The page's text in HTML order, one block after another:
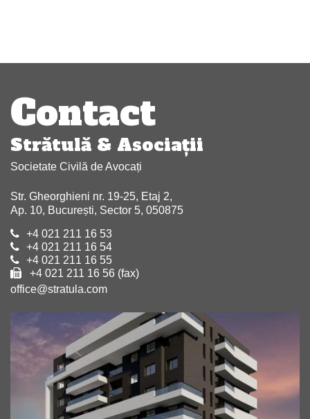
Contact
Strătulă & Asociaţii
Societate Civilă de Avocați
Str. Gheorghieni nr. 19-25, Etaj 2,
Ap. 10, București, Sector 5, 050875
+4 021 211 16 53
+4 021 211 16 54
+4 021 211 16 55
+4 021 211 16 56 (fax)
office@stratula.com